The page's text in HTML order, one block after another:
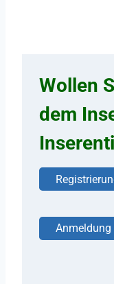
Wollen
dem
Anmeldung